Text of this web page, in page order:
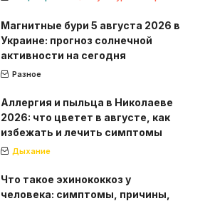
Магнитные бури 5 августа 2026 в
Украине: прогноз солнечной
активности на сегодня
Разное
Аллергия и пыльца в Николаеве
2026: что цветет в августе, как
избежать и лечить симптомы
Дыхание
Что такое эхинококкоз у
человека: симптомы, причины,